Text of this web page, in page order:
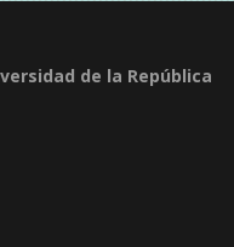
de la República